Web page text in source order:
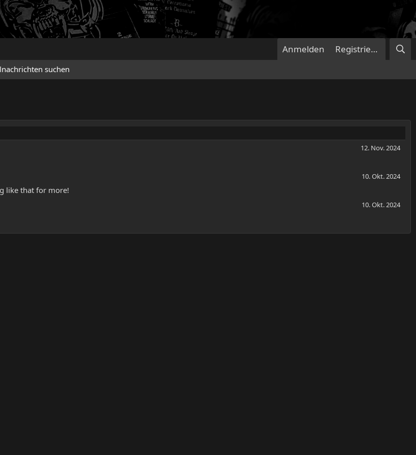
Anmelden Registrieren
suchen
12. Nov. 2024
10. Okt. 2024
like that for more!
10. Okt. 2024